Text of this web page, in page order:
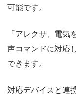
可能です。
「アレクサ、電気
声コマンドに対応
できます。
対応デバイスと連